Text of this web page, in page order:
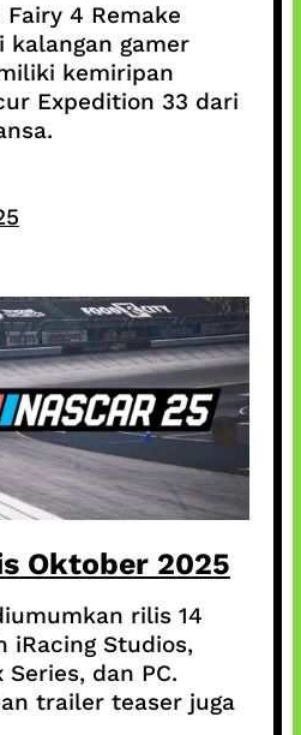
4 Remake
kalangan gamer
kemiripan
Expedition 33 dari
Oktober 2025
rilis 14
iRacing Studios,
dan PC.
trailer teaser juga